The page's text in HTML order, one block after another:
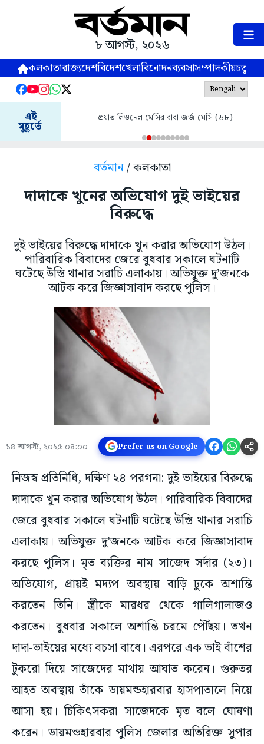
৮ আগস্ট, ২০২৬
কলকাতারাজ্যদেশবিদেশখেলাবিনোদনব্যবসাসম্পাদকীয়
এই
মুহূর্তে
প্রয়াত লিওনেল মেসির বাবা জর্জ মেসি (৬৮)
বর্তমান/ কলকাতা
দাদাকে খুনের অভিযোগ দুই ভাইয়ের
বিরুদ্ধে
দুই ভাইয়ের বিরুদ্ধে দাদাকে খুন করার অভিযোগ উঠল।
পারিবারিক বিবাদের জেরে বুধবার সকালে ঘটনাটি
ঘটেছে উস্তি থানার সরাচি এলাকায়। অভিযুক্ত দু’জনকে
আটক করে জিজ্ঞাসাবাদ করছে পুলিস।
১৪ আগস্ট, ২০২৫ ০৪:০০ Prefer us on Google
নিজস্ব প্রতিনিধি, দক্ষিণ ২৪ পরগনা: দুই ভাইয়ের বিরুদ্ধে
দাদাকে খুন করার অভিযোগ উঠল। পারিবারিক বিবাদের
জেরে বুধবার সকালে ঘটনাটি ঘটেছে উস্তি থানার সরাচি
এলাকায়। অভিযুক্ত দু’জনকে আটক করে জিজ্ঞাসাবাদ
করছে পুলিস। মৃত ব্যক্তির নাম সাজেদ সর্দার (২৩)।
অভিযোগ, প্রায়ই মদ্যপ অবস্থায় বাড়ি ঢুকে অশান্তি
করতেন তিনি। স্ত্রীকে মারধর থেকে গালিগালাজও
করতেন। বুধবার সকালে অশান্তি চরমে পৌঁছয়। তখন
দাদা-ভাইয়ের মধ্যে বচসা বাধে। এরপরে এক ভাই বাঁশের
টুকরো দিয়ে সাজেদের মাথায় আঘাত করেন। গুরুতর
আহত অবস্থায় তাঁকে ডায়মন্ডহারবার হাসপাতালে নিয়ে
আসা হয়। চিকিৎসকরা সাজেদকে মৃত বলে ঘোষণা
করেন। ডায়মন্ডহারবার পুলিস জেলার অতিরিক্ত সুপার